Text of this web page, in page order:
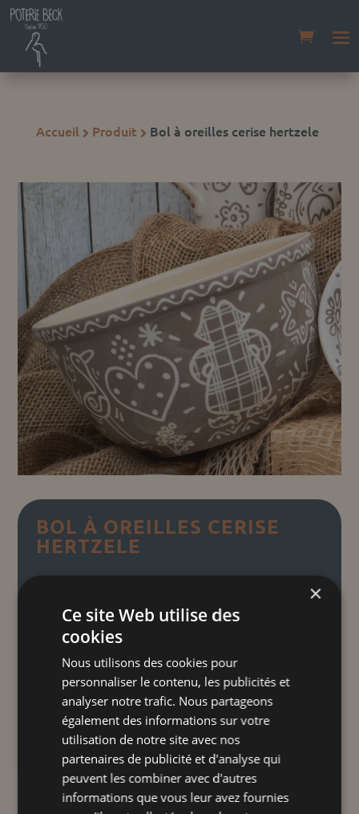
Accueil  Produit  Bol à oreilles cerise hertzele
BOL À OREILLES CERISE
HERTZELE
Petits cœurs d'Alsace
Nos bols à oreilles artisanaux, façonnés à
la main avec soin, allient élégance et
fonctionnalité, offrant des poignées
ergonomiques pour une prise en main
facile et un design unique qui apporte une
touche d'authenticité.
×
Ce site Web utilise des
cookies
Nous utilisons des cookies pour
personnaliser le contenu, les publicités et
analyser notre trafic. Nous partageons
également des informations sur votre
utilisation de notre site avec nos
partenaires de publicité et d'analyse qui
peuvent les combiner avec d'autres
informations que vous leur avez fournies